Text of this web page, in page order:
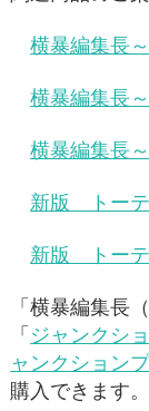
横暴編集長
横暴編集長
横暴編集長
新版 トー
新版 トー
「横暴編集長
「ジャンクシ
ャンクション
購入できます。